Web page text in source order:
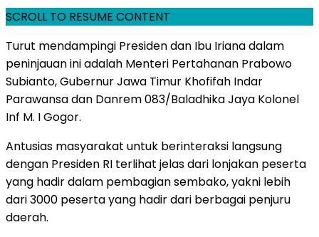
SCROLL TO RESUME CONTENT
Turut mendampingi Presiden dan Ibu Iriana dalam
peninjauan ini adalah Menteri Pertahanan Prabowo
Subianto, Gubernur Jawa Timur Khofifah Indar
Parawansa dan Danrem 083/Baladhika Jaya Kolonel
Inf M. I Gogor.
Antusias masyarakat untuk berinteraksi langsung
dengan Presiden RI terlihat jelas dari lonjakan peserta
yang hadir dalam pembagian sembako, yakni lebih
dari 3000 peserta yang hadir dari berbagai penjuru
daerah.